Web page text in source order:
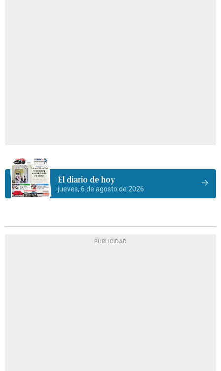
El diario de hoy
jueves, 6 de agosto de 2026
PUBLICIDAD